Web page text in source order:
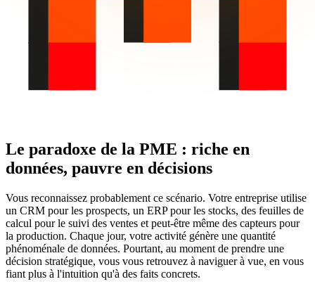
Le paradoxe de la PME : riche en
données, pauvre en décisions
Vous reconnaissez probablement ce scénario. Votre entreprise utilise
un CRM pour les prospects, un ERP pour les stocks, des feuilles de
calcul pour le suivi des ventes et peut-être même des capteurs pour
la production. Chaque jour, votre activité génère une quantité
phénoménale de données. Pourtant, au moment de prendre une
décision stratégique, vous vous retrouvez à naviguer à vue, en vous
fiant plus à l'intuition qu'à des faits concrets.